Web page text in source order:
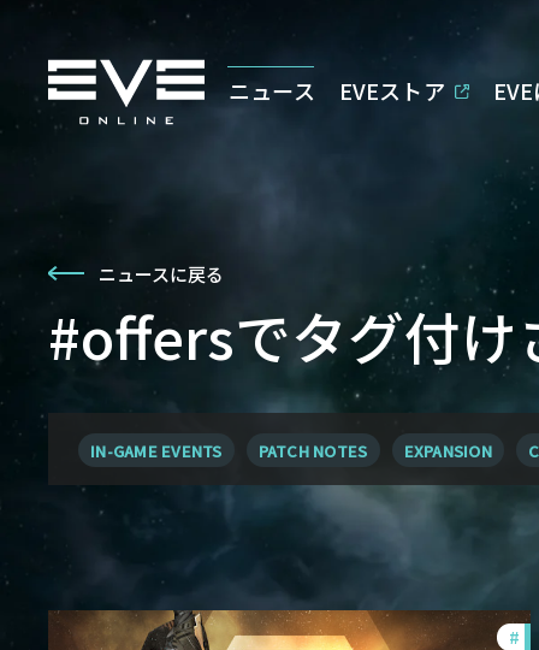
ニュース EVEストア
ニュースに戻る
#offersでタグ付
IN-GAME EVENTS PATCH NOTES EXPANSION
#